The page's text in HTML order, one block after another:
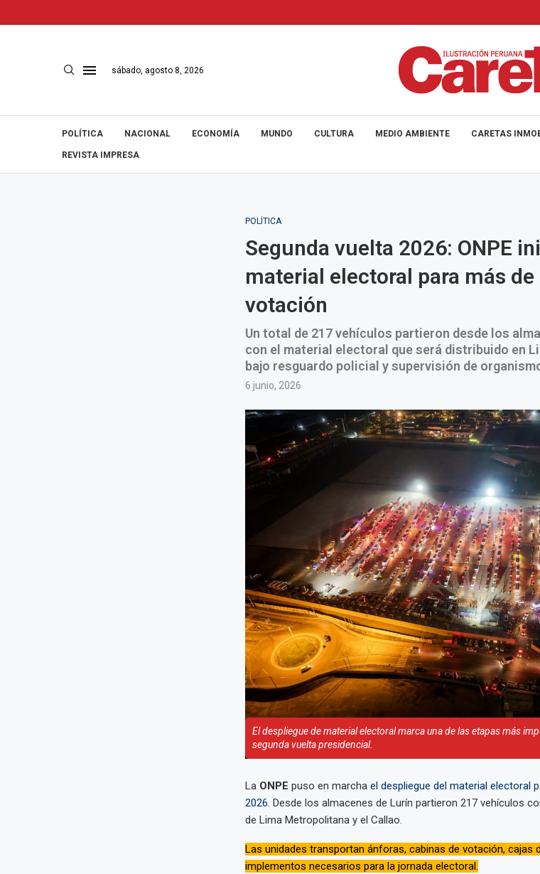
sábado, agosto 8, 2026
POLÍTICA NACIONAL ECONOMÍA MUNDO CULTURA MEDIO AMBIENTE CARETAS
REVISTA IMPRESA
POLÍTICA
Segunda vuelta 2026: ONPE
material electoral para más
votación
Un total de 217 vehículos partieron desde los
con el material electoral que será distribuido en
bajo resguardo policial y supervisión de
6 junio, 2026
El despliegue de material electoral marca una de las etapas más
segunda vuelta presidencial.
La ONPE puso en marcha el despliegue del material electoral
2026. Desde los almacenes de Lurín partieron 217 vehículos
de Lima Metropolitana y el Callao.
Las unidades transportan ánforas, cabinas de votación, cajas
implementos necesarios para la jornada electoral.